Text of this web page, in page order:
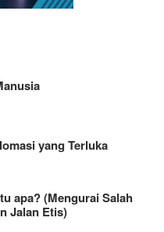
yang Terluka
apa? (Mengurai Salah
Jalan Etis)